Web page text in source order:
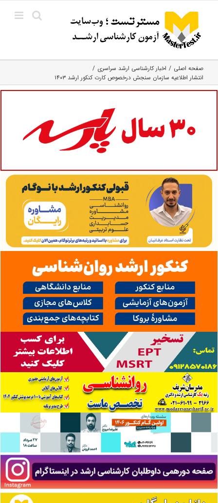
content
صفحه اصلی
اخبار کارشناسی ارشد سراسری
انتشار اطلاعیه سازمان سنجش درخصوص کارت کنکور ارشد ۱۴۰۳